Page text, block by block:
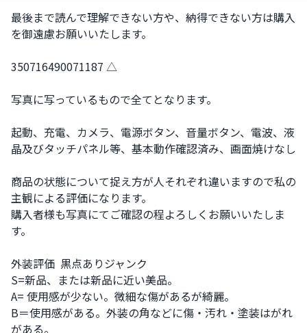
最後まで読んで理解できない方や、納得できない方は購入
を御遠慮お願いいたします。
350716490071187 △
写真に写っているもので全てとなります。
起動、充電、カメラ、電源ボタン、音量ボタン、電波、液
晶及びタッチパネル等、基本動作確認済み、画面焼けなし
商品の状態について捉え方が人それぞれ違いますので私の
主観による評価になります。
購入者様も写真にてご確認の程よろしくお願いいたしま
す。
外装評価  黒点ありジャンク
S=新品、または新品に近い美品。
A= 使用感が少ない。微細な傷があるが綺麗。
B＝使用感がある。外装の角などに傷・汚れ・塗装はがれ
がある。